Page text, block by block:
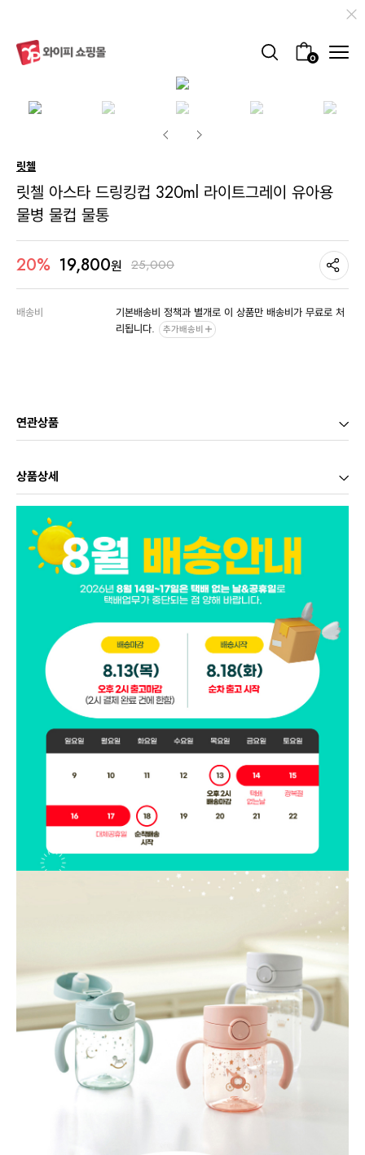
0
릿첼
릿첼 아스타 드링킹컵 320ml 라이트그레이 유아용
물병 물컵 물통
20% 19,800원 25,000
배송비
기본배송비 정책과 별개로 이 상품만 배송비가 무료로 처
리됩니다.
추가배송비
연관상품
상품상세